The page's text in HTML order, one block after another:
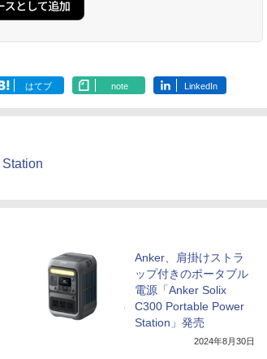
はてブ note LinkedIn
Anker、肩掛けストラ
ップ付きのポータブル
電源「Anker Solix
C300 Portable Power
Station」発売
2024年8月30日